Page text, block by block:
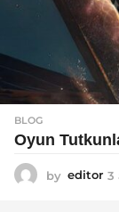
BLOG
Oyun
by editor 3